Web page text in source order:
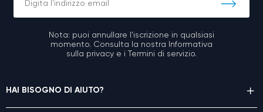
Nota: puoi annullare l'iscrizione in qualsiasi
momento. Consulta la nostra Informativa
sulla privacy e i Termini di servizio.
HAI BISOGNO DI AIUTO?